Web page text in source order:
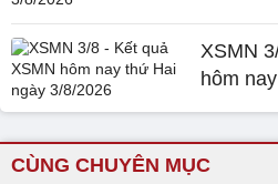
XSMN
hôm
CÙNG CHUYÊN MỤC